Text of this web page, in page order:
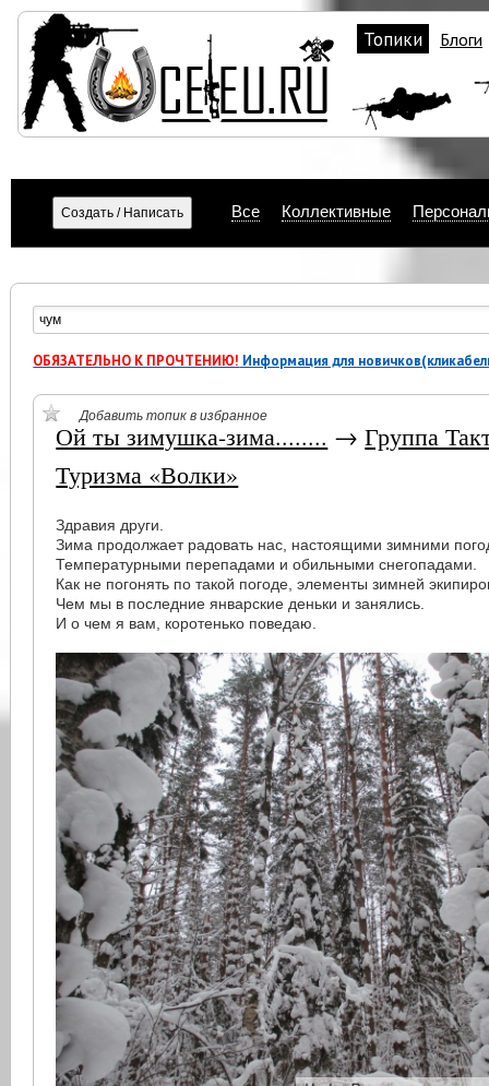
Топики Блоги
Все Коллективные
ОБЯЗАТЕЛЬНО К ПРОЧТЕНИЮ! Информация для
Добавить топик в избранное
Ой ты зимушка-зима........ →Группа
Туризма «Волки»
Здравия други.
Зима продолжает радовать нас, настоящими зимними
Температурными перепадами и обильными снегопадами.
Как не погонять по такой погоде, элементы зимней
Чем мы в последние январские деньки и занялись.
И о чем я вам, коротенько поведаю.